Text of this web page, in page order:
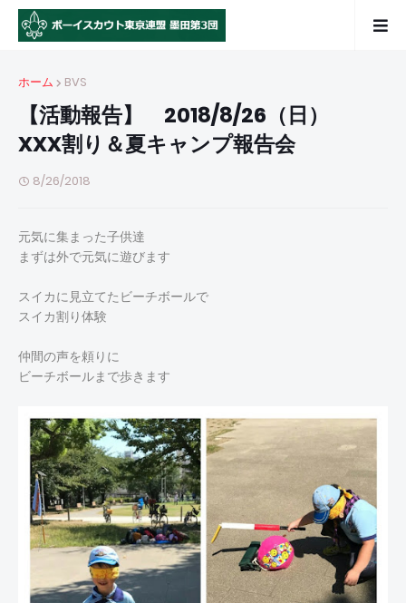
ホーム BVS
【活動報告】 2018/8/26（日）
XXX割り＆夏キャンプ報告会
8/26/2018
元気に集まった子供達
まずは外で元気に遊びます
スイカに見立てたビーチボールで
スイカ割り体験
仲間の声を頼りに
ビーチボールまで歩きます